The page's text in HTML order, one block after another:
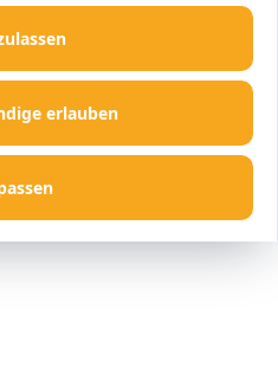
erlauben